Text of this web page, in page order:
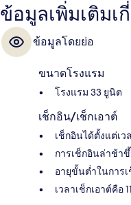
ข้อมูลเพิ่มเติม
ข้อมูลโดยย่อ
ขนาดโรงแรม
โรงแรม 33 ยูนิต
เช็กอิน/เช็กเอาต์
เช็กอินได้ตั้งแต่เว
การเช็กอินล่าช้า
อายุขั้นต่ำในการเ
เวลาเช็กเอาต์คือ